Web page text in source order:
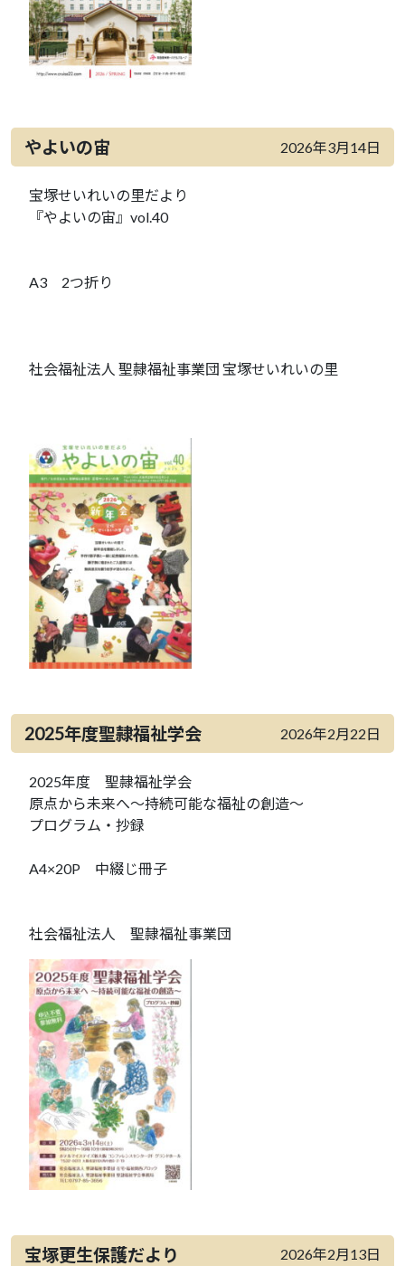
やよいの宙 2026年3月14日
宝塚せいれいの里だより
『やよいの宙』vol.40
A3 2つ折り
社会福祉法人 聖隷福祉事業団 宝塚せいれいの里
2025年度聖隷福祉学会 2026年2月22日
2025年度 聖隷福祉学会
原点から未来へ～持続可能な福祉の創造～
プログラム・抄録
A4×20P 中綴じ冊子
社会福祉法人 聖隷福祉事業団
宝塚更生保護だより 2026年2月13日